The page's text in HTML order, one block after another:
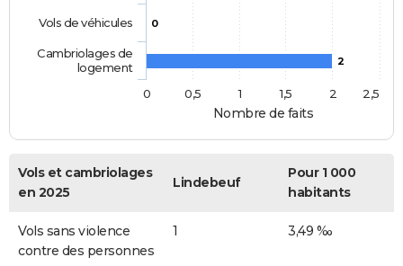
Nombre de faits
0
2
Vols de véhicules
Cambriolages de
logement
0
0,5 1 1,5 2 2,5
Vols et cambriolages
en 2025
Lindebeuf
Pour 1 000
habitants
Vols sans violence
contre des personnes
1 3,49 ‰